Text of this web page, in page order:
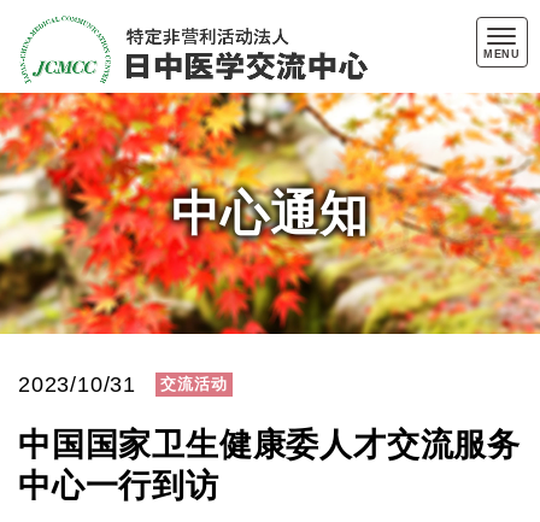
MENU
中心通知
2023/10/31 交流活动
中国国家卫生健康委人才交流服务
中心一行到访